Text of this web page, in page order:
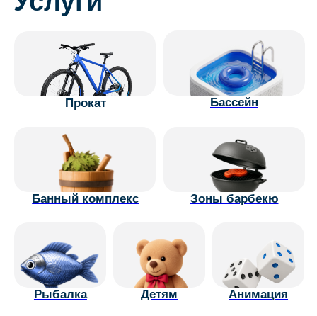
Рум сервис
Фотосессии
Детям
Live камеры
Анимация
Рыбалка
Банный комплекс